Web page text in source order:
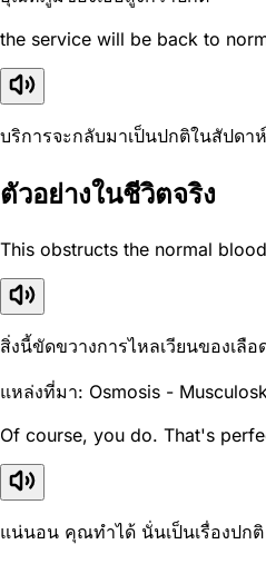
the service will be back to
บริการจะกลับมาเป็นปกติในสัปดา
ตัวอย่างในชีวิตจริง
This obstructs the normal
สิ่งนี้ขัดขวางการไหลเวียนของเลื
แหล่งที่มา: Osmosis -
Of course, you do. That's
แน่นอน คุณทำได้ นั่นเป็นเรื่องปกติ